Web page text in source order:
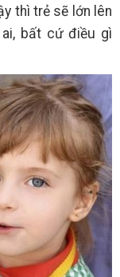
thì trẻ sẽ lớn lên
bất cứ điều gì